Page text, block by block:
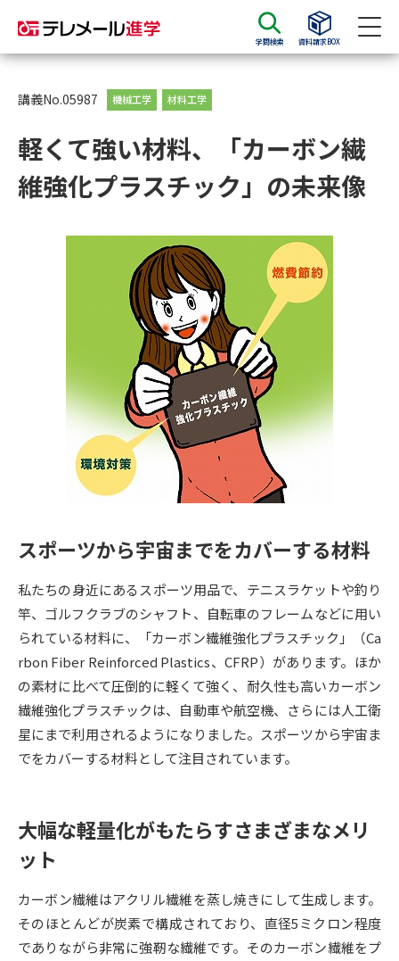
学問検索 資料請求BOX
資料請求
大学・短大の資料種類から請求
総合型選抜・学校推薦型選抜 募
大学入学共通テスト利用選抜の
募集要項＆願書
大学・短大以外の資料から請求
専門学校の資料請求 大学院の資料請求
留学・進学関連、塾・予備校
大学入学共通テスト「受験案
内」の請求
大学入学共通テスト「受験上の
高等学校卒業程度認定試験
幼稚園教員資格認定試験 小学校教員資格認定試験
高等学校（情報）教員資格認定
試験
大学研究 大学検索
大学で学べる内容や特徴を調べる
データサイエンス特集 奨学金・特待生制度特集
新学年スタート号特集ページ
（高3生用）
新学年スタート号特集ページ
（高2生用）
講義No.05987 機械工学 材料工学
軽くて強い材料、「カーボン繊
維強化プラスチック」の未来像
スポーツから宇宙までをカバーする材料
私たちの身近にあるスポーツ用品で、テニスラケットや釣り
竿、ゴルフクラブのシャフト、自転車のフレームなどに用い
られている材料に、「カーボン繊維強化プラスチック」（Ca
rbon Fiber Reinforced Plastics、CFRP）があります。ほか
の素材に比べて圧倒的に軽くて強く、耐久性も高いカーボン
繊維強化プラスチックは、自動車や航空機、さらには人工衛
星にまで利用されるようになりました。スポーツから宇宙ま
でをカバーする材料として注目されています。
大幅な軽量化がもたらすさまざまなメリ
ット
カーボン繊維はアクリル繊維を蒸し焼きにして生成します。
そのほとんどが炭素で構成されており、直径5ミクロン程度
でありながら非常に強靭な繊維です。そのカーボン繊維をプ